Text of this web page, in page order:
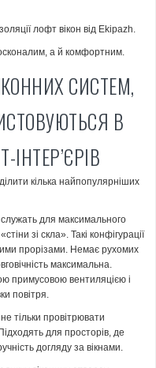
лофт вікон від Ekipazh.
а й комфортним.
СИСТЕМ,
В
кілька найпопулярніших
служать для максимального
зі скла». Такі конфігурації
прорізами. Немає рухомих
максимальна.
примусовою вентиляцією і
повітря.
тільки провітрювати
для просторів, де
догляду за вікнами.